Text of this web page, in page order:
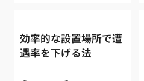
効率的な設置場所で遭
遇率を下げる法